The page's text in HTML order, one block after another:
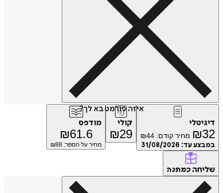
איזה פורמט בא לך?
דיגיטלי
₪32 מחיר קודם: ₪44
במבצע עד: 31/08/2026
קולי
₪29
מודפס
₪61.6
מחיר על הספר: ₪ 88
שליחה כמתנה